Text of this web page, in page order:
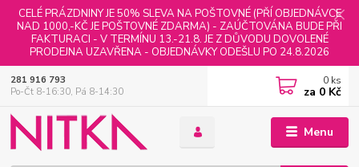
CELÉ PRÁZDNINY JE 50% SLEVA NA POŠTOVNÉ (PŘÍ OBJEDNÁVCE
NAD 1000,-KČ JE POŠTOVNÉ ZDARMA) - ZAÚČTOVÁNA BUDE PŘI
FAKTURACI - V TERMÍNU 13.-21.8. JE Z DŮVODU DOVOLENÉ
PRODEJNA UZAVŘENA - OBJEDNÁVKY ODEŠLU PO 24.8.2026
Menu
281 916 793
Po-Čt 8-16:30, Pá 8-14:30
0 ks
za 0 Kč